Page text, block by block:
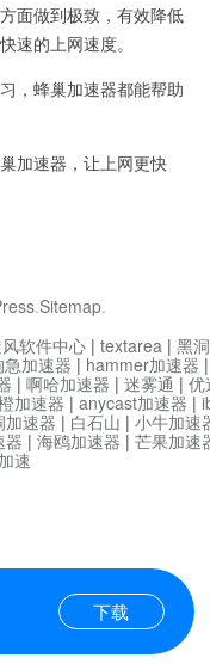
面做到极致，有效降低
速的上网速度。
，蜂巢加速器都能帮助
加速器，让上网更快
.Sitemap.
下载
软件中心 | textarea | 黑
急加速器 | hammer加速器
| 啊哈加速器 | 迷雾通 | 优
加速器 | anycast加速器 |
加速器 | 白石山 | 小牛加速
器 | 海鸥加速器 | 芒果加速
速